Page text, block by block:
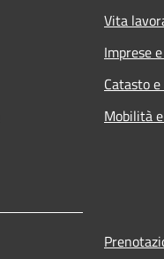
Vita
Imprese
Catasto
Mobilità